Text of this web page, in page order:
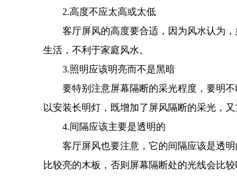
2.高度不应太高或太低
客厅屏风的高度要合适，因为风水认为，
生活，不利于家庭风水。
3.照明应该明亮而不是黑暗
要特别注意屏幕隔断的采光程度，要明不
以安装长明灯，既增加了屏风隔断的采光，又
4.间隔应该主要是透明的
客厅屏风也要注意，它的间隔应该是透明
比较亮的木板，否则屏幕隔断处的光线会比较